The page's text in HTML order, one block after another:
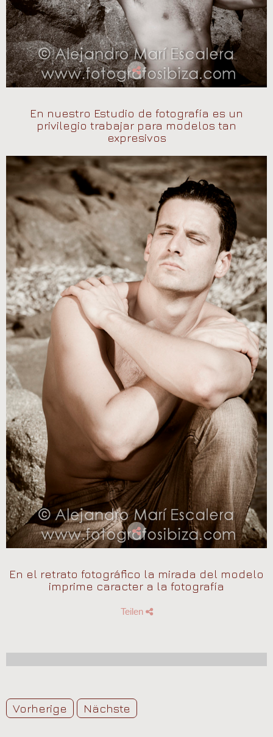
En nuestro Estudio de fotografía es un
privilegio trabajar para modelos tan
expresivos
En el retrato fotográfico la mirada del modelo
imprime caracter a la fotografía
Teilen
Vorherige Nächste